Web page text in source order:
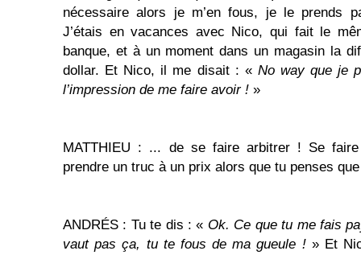
nécessaire alors je m’en fous, je le prends
J’étais en vacances avec Nico, qui fait le
banque, et à un moment dans un magasin la
dollar. Et Nico, il me disait : « No way que je
l’impression de me faire avoir ! »
MATTHIEU : ... de se faire arbitrer ! Se faire
prendre un truc à un prix alors que tu penses
ANDRÉS : Tu te dis : « Ok. Ce que tu me fais
vaut pas ça, tu te fous de ma gueule !» Et